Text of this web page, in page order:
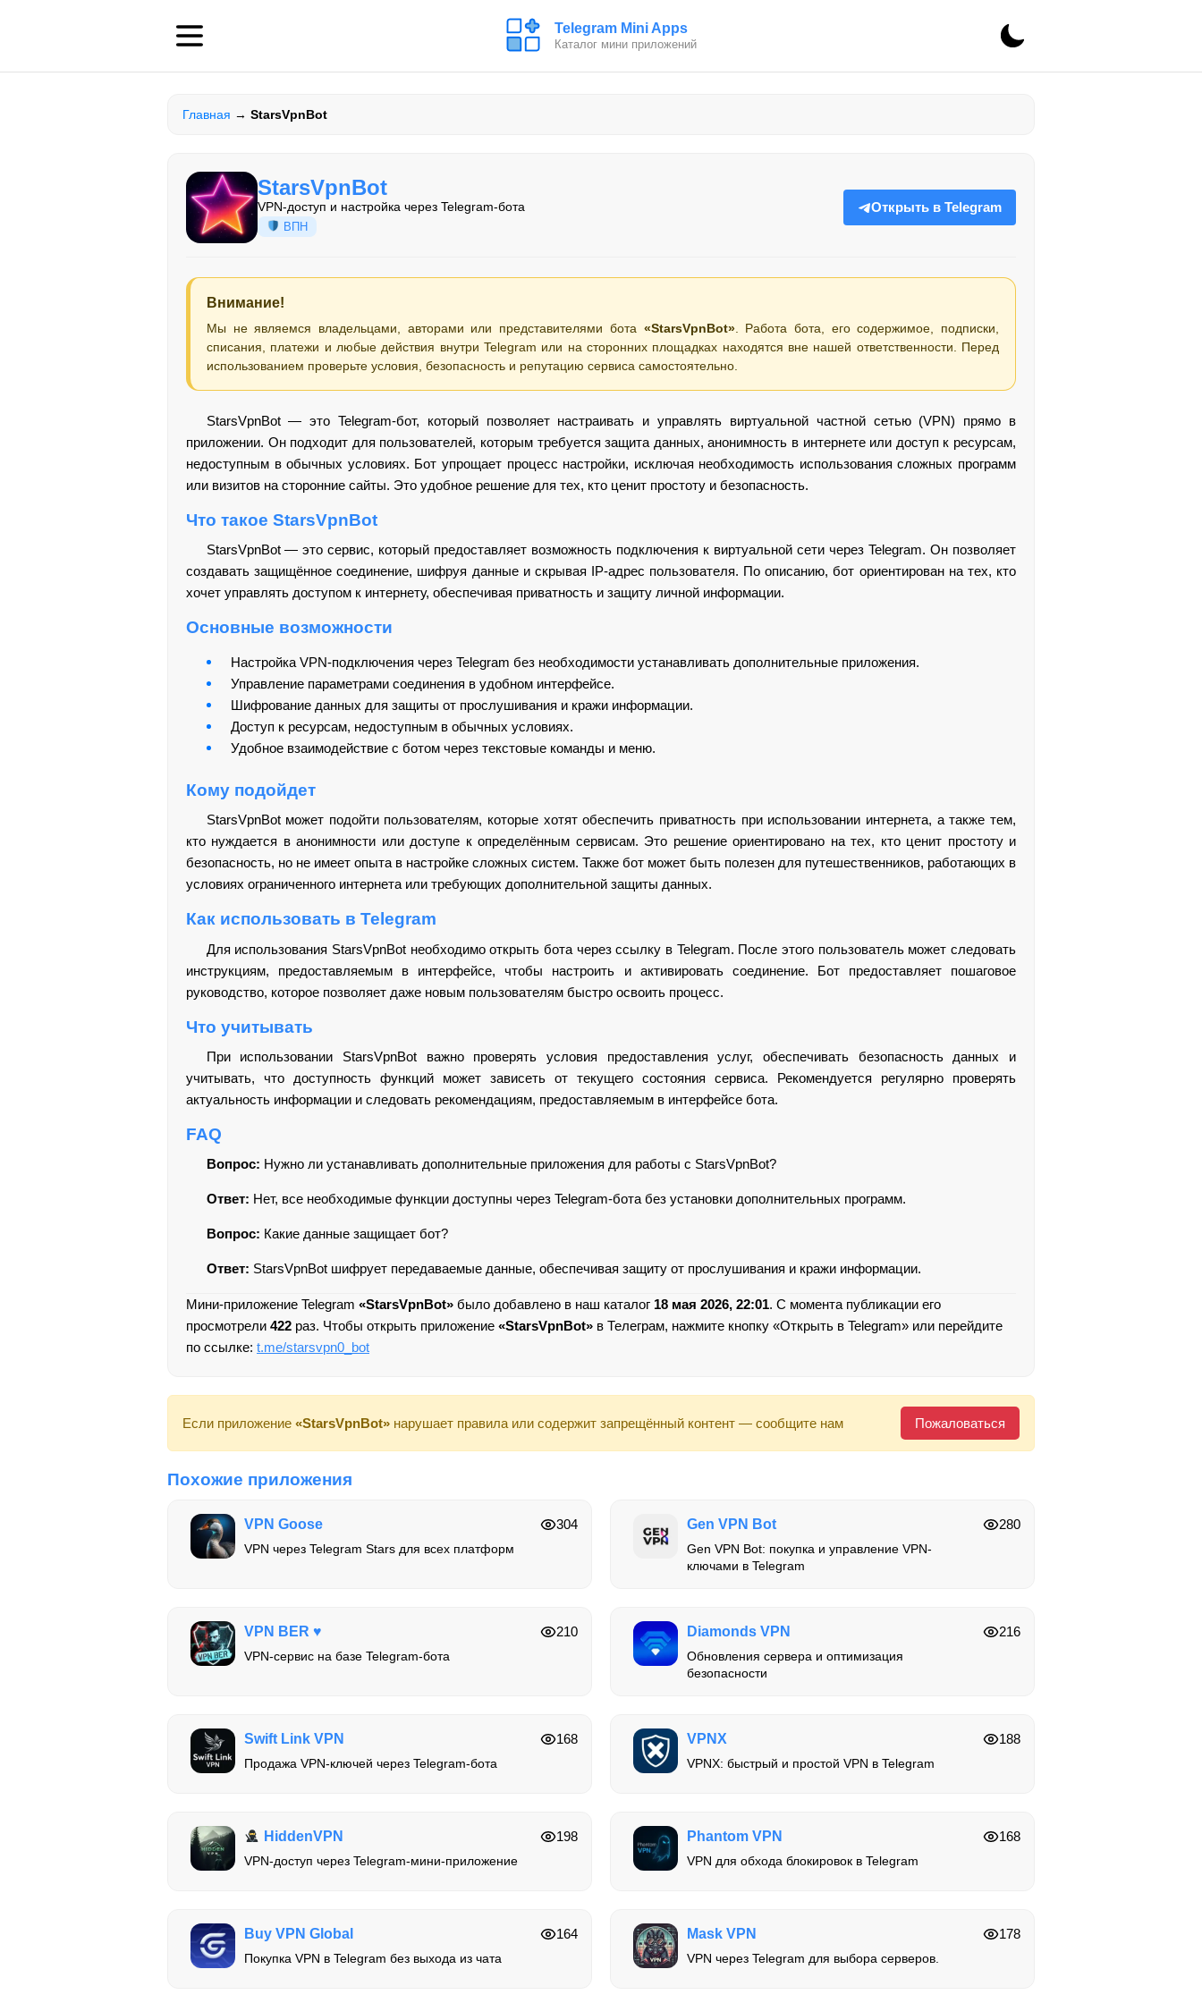
Telegram Mini Apps
Каталог мини приложений
Главная → StarsVpnBot
StarsVpnBot
VPN-доступ и настройка через Telegram-бота
ВПН
Открыть в Telegram
Внимание!
Мы не являемся владельцами, авторами или представителями бота «StarsVpnBot». Работа бота, его содержимое, подписки,
списания, платежи и любые действия внутри Telegram или на сторонних площадках находятся вне нашей ответственности. Перед
использованием проверьте условия, безопасность и репутацию сервиса самостоятельно.
StarsVpnBot — это Telegram-бот, который позволяет настраивать и управлять виртуальной частной сетью (VPN) прямо в
приложении. Он подходит для пользователей, которым требуется защита данных, анонимность в интернете или доступ к ресурсам,
недоступным в обычных условиях. Бот упрощает процесс настройки, исключая необходимость использования сложных программ
или визитов на сторонние сайты. Это удобное решение для тех, кто ценит простоту и безопасность.
Что такое StarsVpnBot
StarsVpnBot — это сервис, который предоставляет возможность подключения к виртуальной сети через Telegram. Он позволяет
создавать защищённое соединение, шифруя данные и скрывая IP-адрес пользователя. По описанию, бот ориентирован на тех, кто
хочет управлять доступом к интернету, обеспечивая приватность и защиту личной информации.
Основные возможности
Настройка VPN-подключения через Telegram без необходимости устанавливать дополнительные приложения.
Управление параметрами соединения в удобном интерфейсе.
Шифрование данных для защиты от прослушивания и кражи информации.
Доступ к ресурсам, недоступным в обычных условиях.
Удобное взаимодействие с ботом через текстовые команды и меню.
Кому подойдет
StarsVpnBot может подойти пользователям, которые хотят обеспечить приватность при использовании интернета, а также тем,
кто нуждается в анонимности или доступе к определённым сервисам. Это решение ориентировано на тех, кто ценит простоту и
безопасность, но не имеет опыта в настройке сложных систем. Также бот может быть полезен для путешественников, работающих в
условиях ограниченного интернета или требующих дополнительной защиты данных.
Как использовать в Telegram
Для использования StarsVpnBot необходимо открыть бота через ссылку в Telegram. После этого пользователь может следовать
инструкциям, предоставляемым в интерфейсе, чтобы настроить и активировать соединение. Бот предоставляет пошаговое
руководство, которое позволяет даже новым пользователям быстро освоить процесс.
Что учитывать
При использовании StarsVpnBot важно проверять условия предоставления услуг, обеспечивать безопасность данных и
учитывать, что доступность функций может зависеть от текущего состояния сервиса. Рекомендуется регулярно проверять
актуальность информации и следовать рекомендациям, предоставляемым в интерфейсе бота.
FAQ
Вопрос: Нужно ли устанавливать дополнительные приложения для работы с StarsVpnBot?
Ответ: Нет, все необходимые функции доступны через Telegram-бота без установки дополнительных программ.
Вопрос: Какие данные защищает бот?
Ответ: StarsVpnBot шифрует передаваемые данные, обеспечивая защиту от прослушивания и кражи информации.
Мини-приложение Telegram «StarsVpnBot» было добавлено в наш каталог 18 мая 2026, 22:01. С момента публикации его
просмотрели 422 раз. Чтобы открыть приложение «StarsVpnBot» в Телеграм, нажмите кнопку «Открыть в Telegram» или перейдите
по ссылке: t.me/starsvpn0_bot
Если приложение «StarsVpnBot» нарушает правила или содержит запрещённый контент — сообщите нам Пожаловаться
Похожие приложения
VPN Goose
VPN через Telegram Stars для всех платформ
304 Gen VPN Bot
Gen VPN Bot: покупка и управление VPN-
ключами в Telegram
280
VPN BER ♥️
VPN-сервис на базе Telegram-бота
210 Diamonds VPN
Обновления сервера и оптимизация
безопасности
216
Swift Link VPN
Продажа VPN-ключей через Telegram-бота
168 VPNX
VPNX: быстрый и простой VPN в Telegram
188
HiddenVPN
VPN-доступ через Telegram-мини-приложение
198 Phantom VPN
VPN для обхода блокировок в Telegram
168
Buy VPN Global
Покупка VPN в Telegram без выхода из чата
164 Mask VPN
VPN через Telegram для выбора серверов.
178